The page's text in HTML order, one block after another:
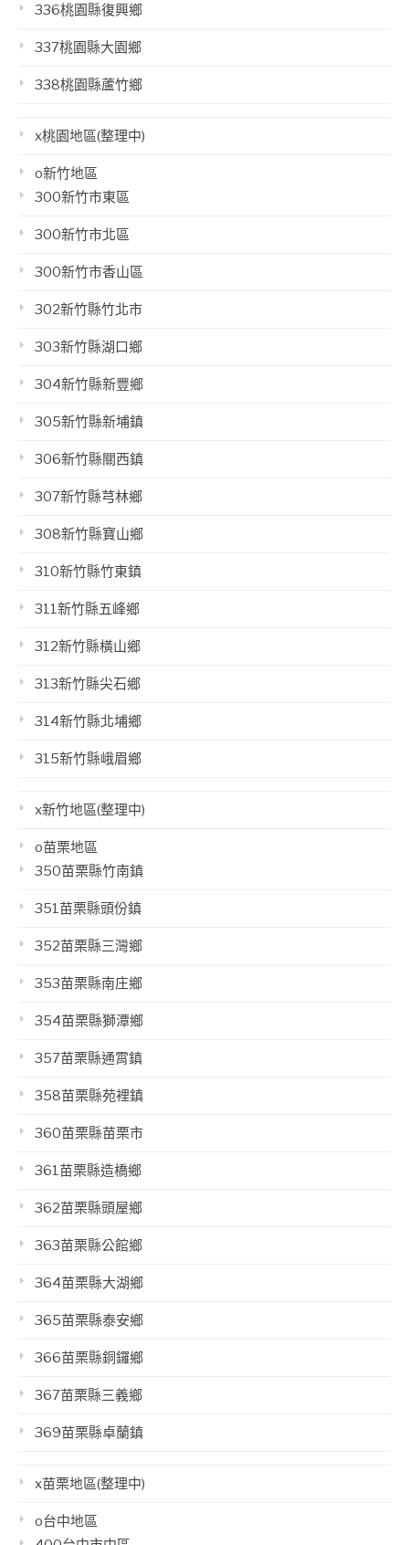
336桃園縣復興鄉
337桃園縣大園鄉
338桃園縣蘆竹鄉
x桃園地區(整理中)
o新竹地區
300新竹市東區
300新竹市北區
300新竹市香山區
302新竹縣竹北市
303新竹縣湖口鄉
304新竹縣新豐鄉
305新竹縣新埔鎮
306新竹縣關西鎮
307新竹縣芎林鄉
308新竹縣寶山鄉
310新竹縣竹東鎮
311新竹縣五峰鄉
312新竹縣橫山鄉
313新竹縣尖石鄉
314新竹縣北埔鄉
315新竹縣峨眉鄉
x新竹地區(整理中)
o苗栗地區
350苗栗縣竹南鎮
351苗栗縣頭份鎮
352苗栗縣三灣鄉
353苗栗縣南庄鄉
354苗栗縣獅潭鄉
357苗栗縣通霄鎮
358苗栗縣苑裡鎮
360苗栗縣苗栗市
361苗栗縣造橋鄉
362苗栗縣頭屋鄉
363苗栗縣公館鄉
364苗栗縣大湖鄉
365苗栗縣泰安鄉
366苗栗縣銅鑼鄉
367苗栗縣三義鄉
369苗栗縣卓蘭鎮
x苗栗地區(整理中)
o台中地區